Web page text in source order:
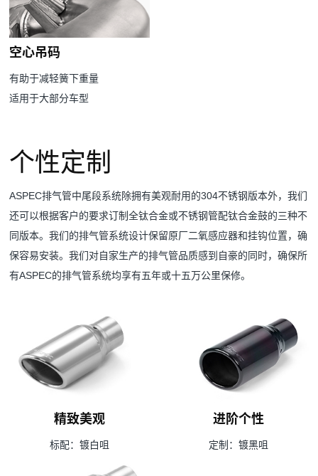
空心吊码
有助于减轻簧下重量
适用于大部分车型
个性定制
ASPEC排气管中尾段系统除拥有美观耐用的304不锈钢版本外，我们
还可以根据客户的要求订制全钛合金或不锈钢管配钛合金鼓的三种不
同版本。我们的排气管系统设计保留原厂二氧感应器和挂钩位置，确
保容易安装。我们对自家生产的排气管品质感到自豪的同时，确保所
有ASPEC的排气管系统均享有五年或十五万公里保修。
精致美观
标配：镀白咀
进阶个性
定制：镀黑咀